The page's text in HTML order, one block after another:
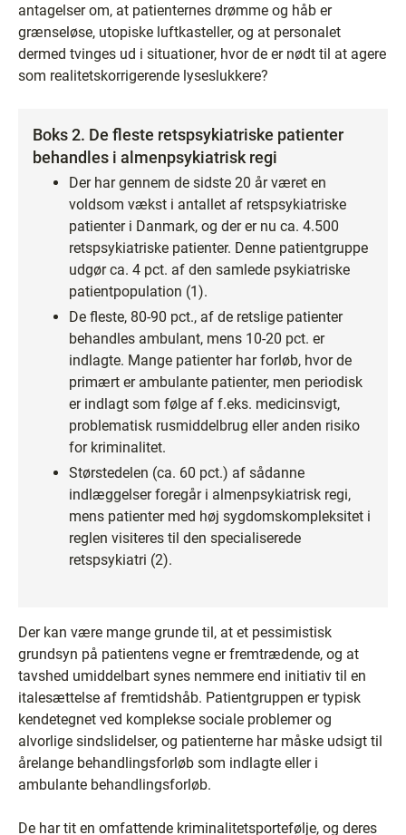
antagelser om, at patienternes drømme og håb er
grænseløse, utopiske luftkasteller, og at personalet
dermed tvinges ud i situationer, hvor de er nødt til at agere
som realitetskorrigerende lyseslukkere?
Boks 2. De fleste retspsykiatriske patienter
behandles i almenpsykiatrisk regi
Der har gennem de sidste 20 år været en
voldsom vækst i antallet af retspsykiatriske
patienter i Danmark, og der er nu ca. 4.500
retspsykiatriske patienter. Denne patientgruppe
udgør ca. 4 pct. af den samlede psykiatriske
patientpopulation (1).
De fleste, 80-90 pct., af de retslige patienter
behandles ambulant, mens 10-20 pct. er
indlagte. Mange patienter har forløb, hvor de
primært er ambulante patienter, men periodisk
er indlagt som følge af f.eks. medicinsvigt,
problematisk rusmiddelbrug eller anden risiko
for kriminalitet.
Størstedelen (ca. 60 pct.) af sådanne
indlæggelser foregår i almenpsykiatrisk regi,
mens patienter med høj sygdomskompleksitet i
reglen visiteres til den specialiserede
retspsykiatri (2).
Der kan være mange grunde til, at et pessimistisk
grundsyn på patientens vegne er fremtrædende, og at
tavshed umiddelbart synes nemmere end initiativ til en
italesættelse af fremtidshåb. Patientgruppen er typisk
kendetegnet ved komplekse sociale problemer og
alvorlige sindslidelser, og patienterne har måske udsigt til
årelange behandlingsforløb som indlagte eller i
ambulante behandlingsforløb.
De har tit en omfattende kriminalitetsportefølje, og deres